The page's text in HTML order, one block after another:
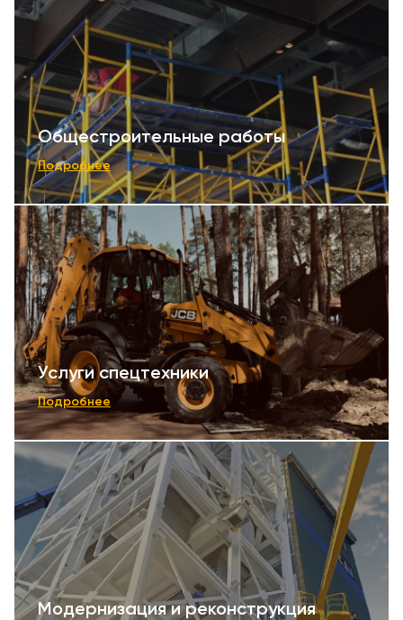
Общестроительные работы
Подробнее
Услуги спецтехники
Подробнее
Модернизация и реконструкция